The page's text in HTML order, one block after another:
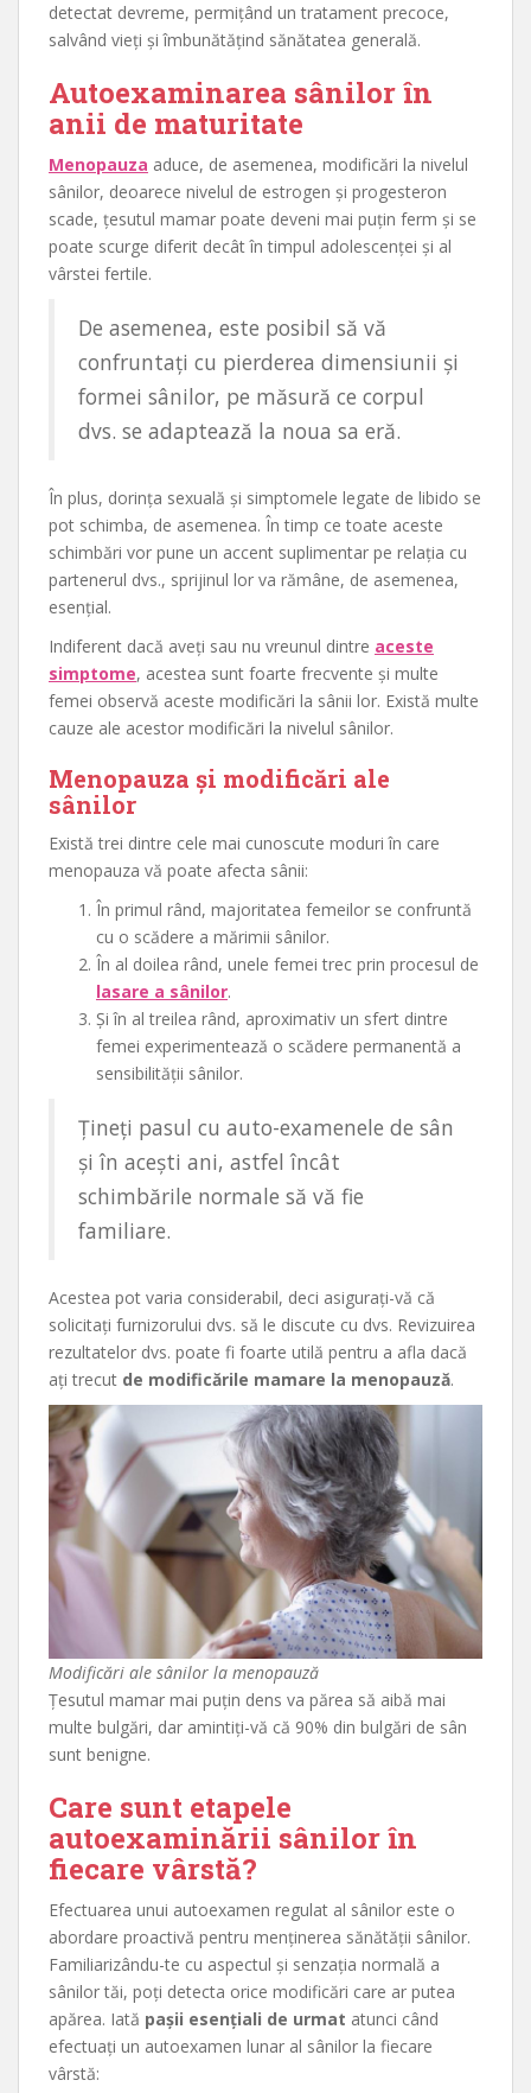
detectat devreme, permițând un tratament precoce,
salvând vieți și îmbunătățind sănătatea generală.
Autoexaminarea sânilor în
anii de maturitate
Menopauza aduce, de asemenea, modificări la nivelul
sânilor, deoarece nivelul de estrogen și progesteron
scade, țesutul mamar poate deveni mai puțin ferm și se
poate scurge diferit decât în timpul adolescenței și al
vârstei fertile.
De asemenea, este posibil să vă
confruntați cu pierderea dimensiunii și
formei sânilor, pe măsură ce corpul
dvs. se adaptează la noua sa eră.
În plus, dorința sexuală și simptomele legate de libido se
pot schimba, de asemenea. În timp ce toate aceste
schimbări vor pune un accent suplimentar pe relația cu
partenerul dvs., sprijinul lor va rămâne, de asemenea,
esențial.
Indiferent dacă aveți sau nu vreunul dintre aceste
simptome, acestea sunt foarte frecvente și multe
femei observă aceste modificări la sânii lor. Există multe
cauze ale acestor modificări la nivelul sânilor.
Menopauza și modificări ale
sânilor
Există trei dintre cele mai cunoscute moduri în care
menopauza vă poate afecta sânii:
În primul rând, majoritatea femeilor se confruntă
cu o scădere a mărimii sânilor.
În al doilea rând, unele femei trec prin procesul de
lasare a sânilor.
Și în al treilea rând, aproximativ un sfert dintre
femei experimentează o scădere permanentă a
sensibilității sânilor.
Țineți pasul cu auto-examenele de sân
și în acești ani, astfel încât
schimbările normale să vă fie
familiare.
Acestea pot varia considerabil, deci asigurați-vă că
solicitați furnizorului dvs. să le discute cu dvs. Revizuirea
rezultatelor dvs. poate fi foarte utilă pentru a afla dacă
ați trecut de modificările mamare la menopauză.
Modificări ale sânilor la menopauză
Țesutul mamar mai puțin dens va părea să aibă mai
multe bulgări, dar amintiți-vă că 90% din bulgări de sân
sunt benigne.
Care sunt etapele
autoexaminării sânilor în
fiecare vârstă?
Efectuarea unui autoexamen regulat al sânilor este o
abordare proactivă pentru menținerea sănătății sânilor.
Familiarizându-te cu aspectul și senzația normală a
sânilor tăi, poți detecta orice modificări care ar putea
apărea. Iată pașii esențiali de urmat atunci când
efectuați un autoexamen lunar al sânilor la fiecare
vârstă: